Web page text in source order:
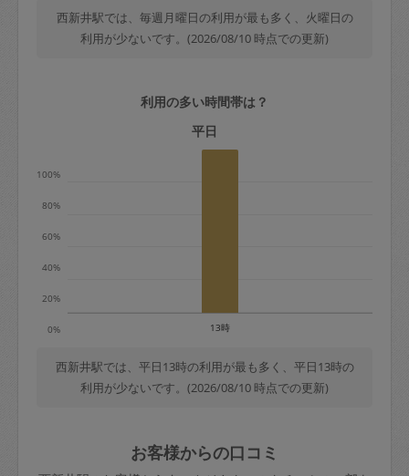
金額の100%＋交通費全額
定期契約をキャンセルする場合、毎週定
期は月2回まで隔週定期は月1回までキャ
ンセル料は発生しません。それ以上はキ
定期依頼1回（3時間）の金額とスポット
1回（3時間）依頼した場合の金額の差額
西新井駅では、毎週月曜日の利用が最も多く、火曜日の
利用が少ないです。(2026/08/10 時点での更新)
利用の多い時間帯は？
平日
0%
20%
40%
60%
80%
100%
13時
西新井駅では、平日13時の利用が最も多く、平日13時の
利用が少ないです。(2026/08/10 時点での更新)
お客様からの口コミ